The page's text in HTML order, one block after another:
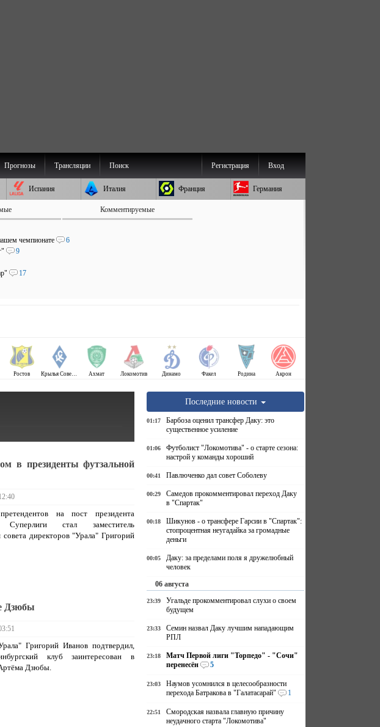
Прогнозы Трансляции Поиск Вход
Регистрация
Испания Италия Франция Германия
Комментируемые
чемпионате
6
9
17
Ростов Крылья Советов Ахмат Локомотив Динамо Факел Родина Акрон
в президенты футзальной
на пост президента
Суперлиги стал заместитель
совета директоров "Урала" Григорий
Дзюбы
Григорий Иванов подтвердил,
клуб заинтересован в
Дзюбы.
Последние новости
01:17
Барбоза оценил трансфер Даку: это
существенное усиление
01:06
Футболист "Локомотива" - о старте сезона:
настрой у команды хороший
00:41 Павлюченко дал совет Соболеву
00:29
Самедов прокомментировал переход Даку
в "Спартак"
00:18
Шикунов - о трансфере Гарсии в "Спартак":
стопроцентная неугадайка за громадные
деньги
00:05
Даку: за пределами поля я дружелюбный
человек
06 августа
23:39
Угальде прокомментировал слухи о своем
будущем
23:33
Семин назвал Даку лучшим нападающим
РПЛ
23:18
Матч Первой лиги "Торпедо" - "Сочи"
перенесён
5
23:03
Наумов усомнился в целесообразности
перехода Батракова в "Галатасарай"
1
22:51
Смородская назвала главную причину
неудачного старта "Локомотива"